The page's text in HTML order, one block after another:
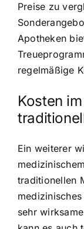
Preise zu
Apotheken
regelmäßige
Kosten
Ein weiterer
traditionellen
sehr